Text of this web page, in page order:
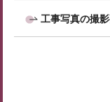
工事写真の撮